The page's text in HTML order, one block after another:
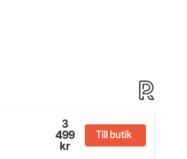
3
499
kr
Till butik